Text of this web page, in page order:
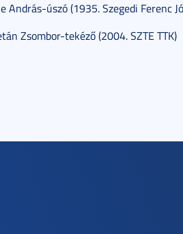
András-úszó (1935. Szegedi Ferenc
Zsombor-tekéző (2004. SZTE TTK)